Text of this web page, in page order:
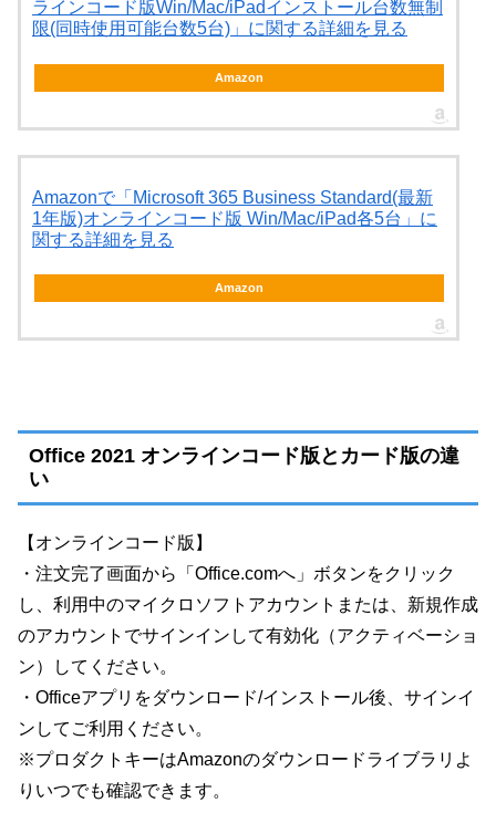
ラインコード版Win/Mac/iPadインストール台数無制
限(同時使用可能台数5台)」に関する詳細を見る
Amazon
Amazonで「Microsoft 365 Business Standard(最新
1年版)オンラインコード版 Win/Mac/iPad各5台」に
関する詳細を見る
Amazon
Office 2021 オンラインコード版とカード版の違
い
【オンラインコード版】
・注文完了画面から「Office.comへ」ボタンをクリック
し、利用中のマイクロソフトアカウントまたは、新規作成
のアカウントでサインインして有効化（アクティベーショ
ン）してください。
・Officeアプリをダウンロード/インストール後、サインイ
ンしてご利用ください。
※プロダクトキーはAmazonのダウンロードライブラリよ
りいつでも確認できます。